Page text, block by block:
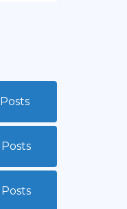
Posts
Posts
Posts